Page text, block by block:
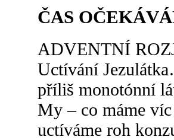
ČAS
ADVENTNÍ
Uctívání
příliš monotónní
My – co máme
uctíváme roh